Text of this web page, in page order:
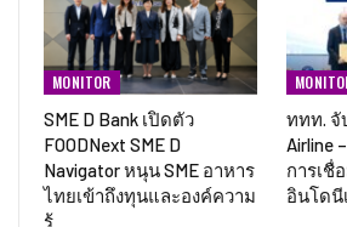
MONITOR
SME D Bank เปิดตัว
FOODNext SME D
Navigator หนุน SME อาหาร
ไทยเข้าถึงทุนและองค์ความ
รู้
ททท. จั
Airline
การเชื่
อินโดนี